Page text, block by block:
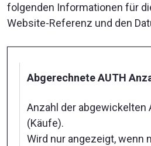
folgenden Informationen für
Website-Referenz und den
Abgerechnete AUTH
Anzahl der abgewickelten
(Käufe).
Wird nur angezeigt, wenn